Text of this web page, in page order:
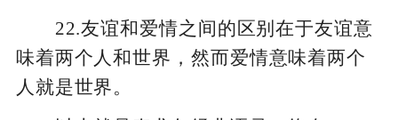
22.友谊和爱情之间的区别在于友谊意
味着两个人和世界，然而爱情意味着两个
人就是世界。